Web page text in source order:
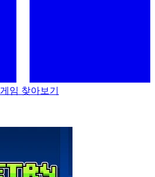
임 찾아보기